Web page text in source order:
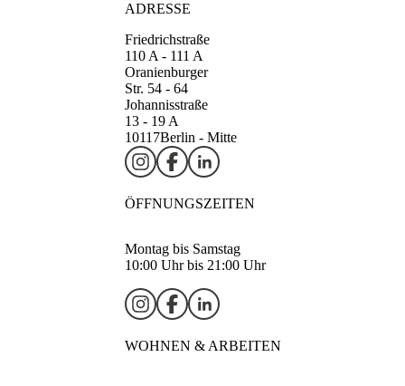
ADRESSE
Friedrichstraße
110 A - 111 A
Oranienburger
Str. 54 - 64
Johannisstraße
13 - 19 A
10117Berlin - Mitte
ÖFFNUNGSZEITEN
Montag bis Samstag
10:00 Uhr bis 21:00 Uhr
WOHNEN & ARBEITEN